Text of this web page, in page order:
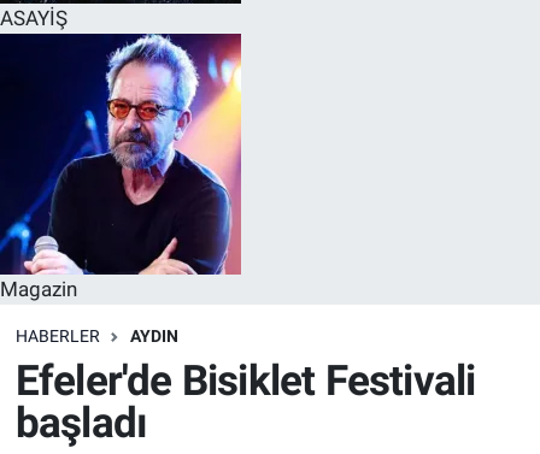
ASAYİŞ
Magazin
HABERLER AYDIN
Efeler'de Bisiklet Festivali
başladı